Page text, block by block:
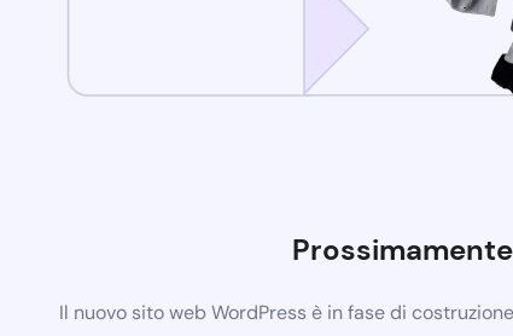
Prossimamente
Il nuovo sito web WordPress è in fase di